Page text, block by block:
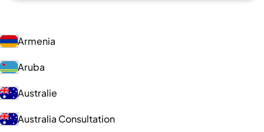
Armenia
Aruba
Australie
Australia Consultation